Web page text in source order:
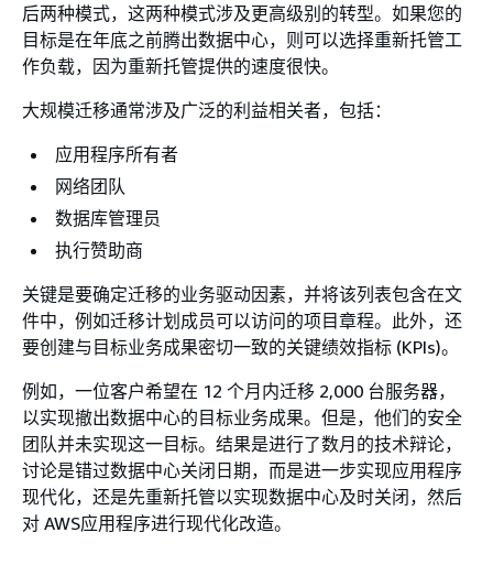
后两种模式，这两种模式涉及更高级别的转型。如果您的
目标是在年底之前腾出数据中心，则可以选择重新托管工
作负载，因为重新托管提供的速度很快。
大规模迁移通常涉及广泛的利益相关者，包括：
应用程序所有者
网络团队
数据库管理员
执行赞助商
关键是要确定迁移的业务驱动因素，并将该列表包含在文
件中，例如迁移计划成员可以访问的项目章程。此外，还
要创建与目标业务成果密切一致的关键绩效指标 (KPIs)。
例如，一位客户希望在 12 个月内迁移 2,000 台服务器，
以实现撤出数据中心的目标业务成果。但是，他们的安全
团队并未实现这一目标。结果是进行了数月的技术辩论，
讨论是错过数据中心关闭日期，而是进一步实现应用程序
现代化，还是先重新托管以实现数据中心及时关闭，然后
对 AWS应用程序进行现代化改造。